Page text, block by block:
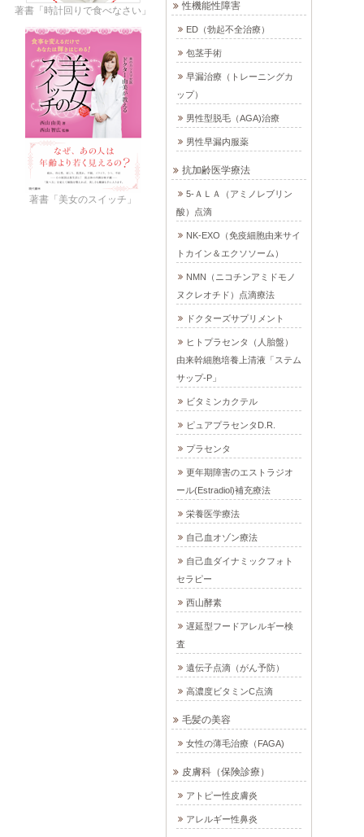
性機能性障害
ED（勃起不全治療）
包茎手術
早漏治療（トレーニングカ
ップ）
男性型脱毛（AGA)治療
男性早漏内服薬
抗加齢医学療法
5-ＡＬＡ（アミノレブリン
酸）点滴
NK-EXO（免疫細胞由来サイ
トカイン＆エクソソーム）
NMN（ニコチンアミドモノ
ヌクレオチド）点滴療法
ドクターズサプリメント
ヒトプラセンタ（人胎盤）
由来幹細胞培養上清液「ステム
サップ-P」
ビタミンカクテル
ピュアプラセンタD.R.
プラセンタ
更年期障害のエストラジオ
ール(Estradiol)補充療法
栄養医学療法
自己血オゾン療法
自己血ダイナミックフォト
セラピー
西山酵素
遅延型フードアレルギー検
査
遺伝子点滴（がん予防）
高濃度ビタミンC点滴
毛髪の美容
女性の薄毛治療（FAGA)
皮膚科（保険診療）
アトピー性皮膚炎
アレルギー性鼻炎
著書「時計回りで食べなさい」
著書「美女のスイッチ」